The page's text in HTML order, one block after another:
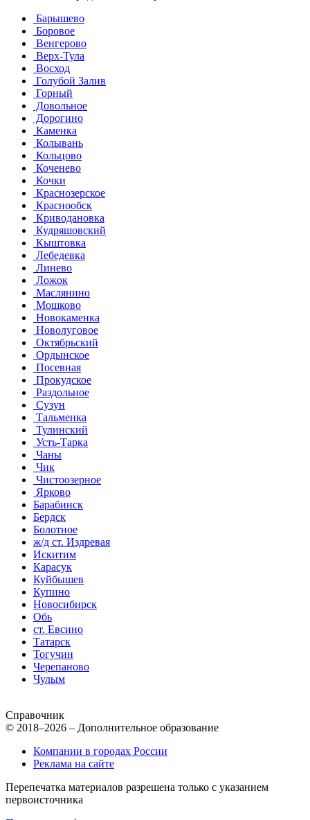
Барышево
Боровое
Венгерово
Верх-Тула
Восход
Голубой Залив
Горный
Довольное
Дорогино
Каменка
Колывань
Кольцово
Коченево
Кочки
Краснозерское
Краснообск
Криводановка
Кудряшовский
Кыштовка
Лебедевка
Линево
Ложок
Маслянино
Мошково
Новокаменка
Новолуговое
Октябрьский
Ордынское
Посевная
Прокудское
Раздольное
Сузун
Тальменка
Тулинский
Усть-Тарка
Чаны
Чик
Чистоозерное
Ярково
Барабинск
Бердск
Болотное
ж/д ст. Издревая
Искитим
Карасук
Куйбышев
Купино
Новосибирск
Обь
ст. Евсино
Татарск
Тогучин
Черепаново
Чулым
Справочник
© 2018–2026 – Дополнительное образование
Компании в городах России
Реклама на сайте
Перепечатка материалов разрешена только с указанием
первоисточника